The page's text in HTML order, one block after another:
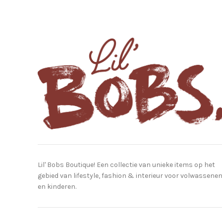
Lil' Bobs Boutique! Een collectie van unieke items op het
gebied van lifestyle, fashion & interieur voor volwassenen
en kinderen.